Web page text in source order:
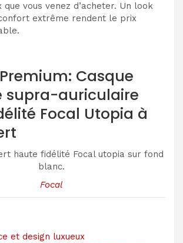
que vous venez d’acheter. Un look
extrême rendent le prix
Casque
supra-auriculaire
Focal Utopia à
Focal
et design luxueux